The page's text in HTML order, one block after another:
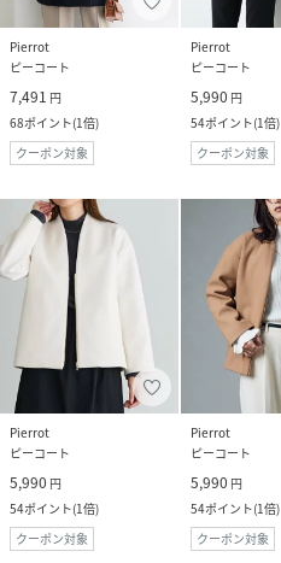
Pierrot
ピーコート
7,491 円
68ポイント(1倍)
クーポン対象
Pierrot
ピーコート
5,990 円
54ポイント(1倍)
クーポン対象
Pierrot
ピーコート
5,990 円
54ポイント(1倍)
クーポン対象
Pierrot
ピーコート
5,990 円
54ポイント(1倍)
クーポン対象